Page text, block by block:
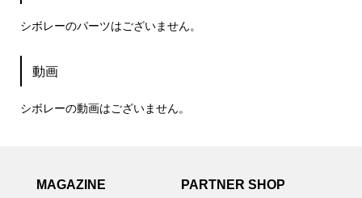
シボレーのパーツはございません。
動画
シボレーの動画はございません。
MAGAZINE PARTNER SHOP